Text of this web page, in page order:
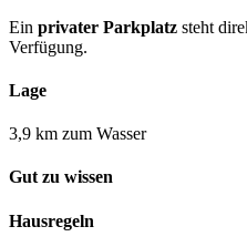
Ein privater Parkplatz steht
Verfügung.
Lage
3,9 km zum Wasser
Gut zu wissen
Hausregeln